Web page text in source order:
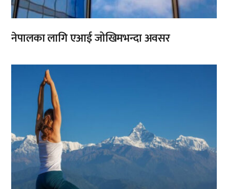
नेपालका लागि एआई जोखिमभन्दा अवसर